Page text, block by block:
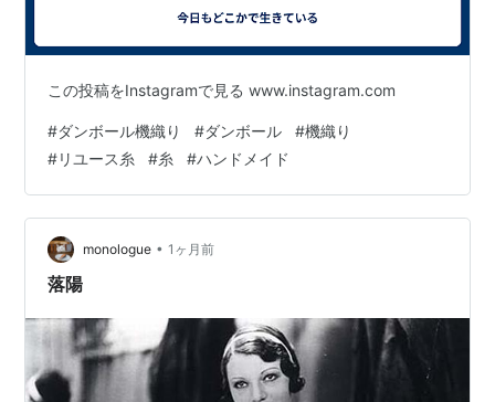
この投稿をInstagramで見る www.instagram.com
#ダンボール機織り #ダンボール #機織り
#リユース糸 #糸 #ハンドメイド
monologue • 1ヶ月前
落陽